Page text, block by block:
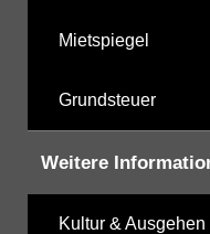
Mietspiegel
Grundsteuer
Weitere
Kultur & Ausgehen